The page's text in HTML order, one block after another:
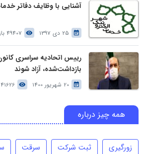
آشنایی با وظایف دفاتر
25 دی 1397 49407 بازدید
رییس اتحادیه سراسری
بازداشت‌شده، آزاد شوند
20 شهریور 1400 41626 بازدید
همه چیز درباره
زورگیری ثبت شرکت سرقت